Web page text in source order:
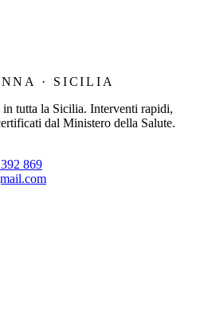
· SICILIA
tutta la Sicilia. Interventi rapidi,
dal Ministero della Salute.
869